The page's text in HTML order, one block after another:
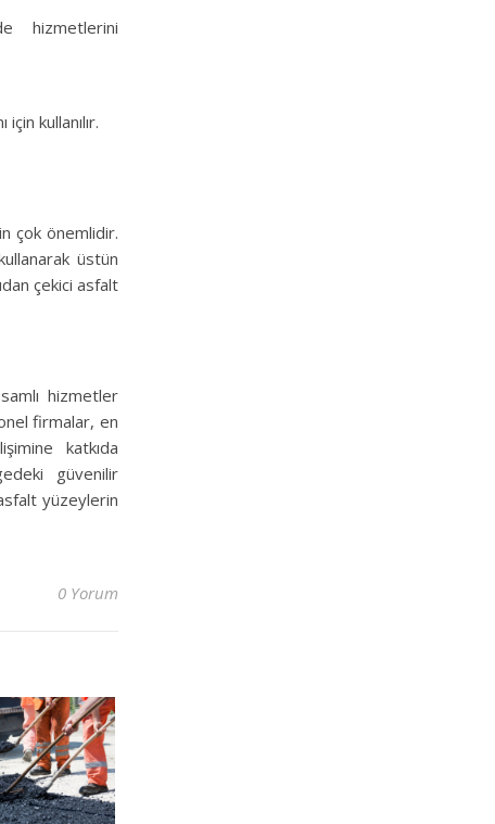
hizmetlerini
kullanılır.
çok önemlidir.
üstün
çekici asfalt
hizmetler
firmalar, en
katkıda
güvenilir
yüzeylerin
0 Yorum